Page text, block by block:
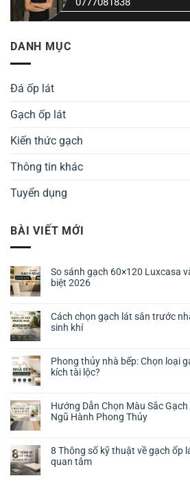
DANH MỤC
Đá ốp lát
Gạch ốp lát
Kiến thức gạch
Thông tin khác
Tuyển dụng
BÀI VIẾT MỚI
So sánh gạch 60×120 Luxcasa
biệt 2026
Cách chọn gạch lát sân trước
sinh khí
Phong thủy nhà bếp: Chọn loại
kích tài lộc?
Hướng Dẫn Chọn Màu Sắc
Ngũ Hành Phong Thủy
8 Thông số kỹ thuật về gạch ốp
quan tâm